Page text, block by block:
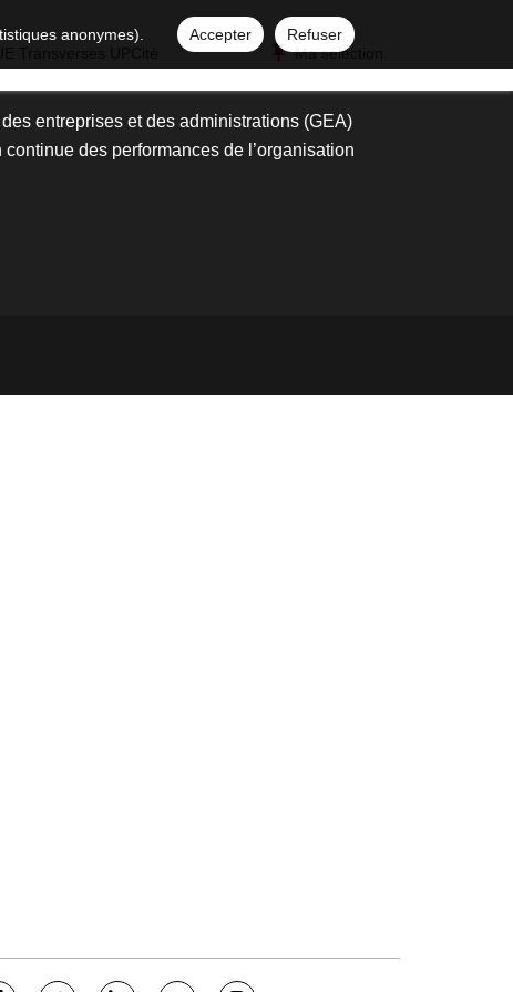
anonymes). Accepter
Refuser
Ma sélection
entreprises et des administrations (GEA)
des performances de l’organisation